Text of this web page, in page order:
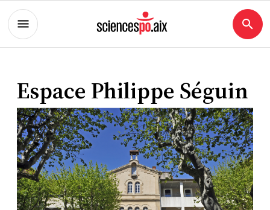
Espace Philippe Séguin